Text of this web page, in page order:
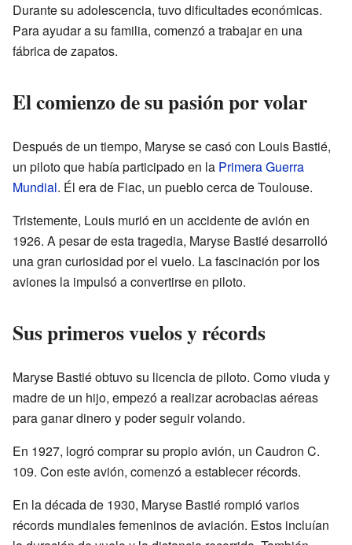
Durante su adolescencia, tuvo dificultades económicas.
Para ayudar a su familia, comenzó a trabajar en una
fábrica de zapatos.
El comienzo de su pasión por volar
Después de un tiempo, Maryse se casó con Louis Bastié,
un piloto que había participado en la Primera Guerra
Mundial. Él era de Fiac, un pueblo cerca de Toulouse.
Tristemente, Louis murió en un accidente de avión en
1926. A pesar de esta tragedia, Maryse Bastié desarrolló
una gran curiosidad por el vuelo. La fascinación por los
aviones la impulsó a convertirse en piloto.
Sus primeros vuelos y récords
Maryse Bastié obtuvo su licencia de piloto. Como viuda y
madre de un hijo, empezó a realizar acrobacias aéreas
para ganar dinero y poder seguir volando.
En 1927, logró comprar su propio avión, un Caudron C.
109. Con este avión, comenzó a establecer récords.
En la década de 1930, Maryse Bastié rompió varios
récords mundiales femeninos de aviación. Estos incluían